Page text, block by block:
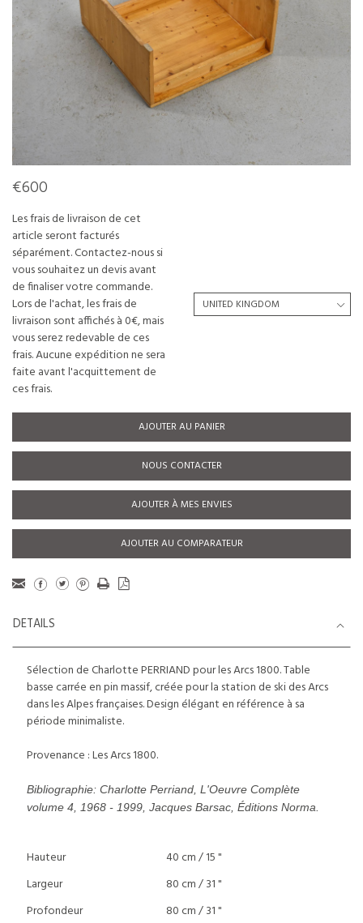
€600
Les frais de livraison de cet
article seront facturés
séparément. Contactez-nous si
vous souhaitez un devis avant
de finaliser votre commande.
Lors de l'achat, les frais de
livraison sont affichés à 0€, mais
vous serez redevable de ces
frais. Aucune expédition ne sera
faite avant l'acquittement de
ces frais.
AJOUTER AU PANIER
NOUS CONTACTER
AJOUTER À MES ENVIES
AJOUTER AU COMPARATEUR
DETAILS
Sélection de Charlotte PERRIAND pour les Arcs 1800. Table
basse carrée en pin massif, créée pour la station de ski des Arcs
dans les Alpes françaises. Design élégant en référence à sa
période minimaliste.
Provenance : Les Arcs 1800.
Bibliographie: Charlotte Perriand, L'Oeuvre Complète
volume 4, 1968 - 1999, Jacques Barsac, Éditions Norma.
Hauteur
40 cm / 15 "
Largeur
80 cm / 31 "
Profondeur
80 cm / 31 "